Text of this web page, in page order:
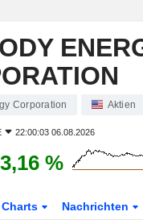
Corporation Aktien
22:00:03 06.08.2026
%
Charts Nachrichten